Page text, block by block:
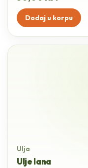
Dodaj u korpu
Ulja
Ulje lana